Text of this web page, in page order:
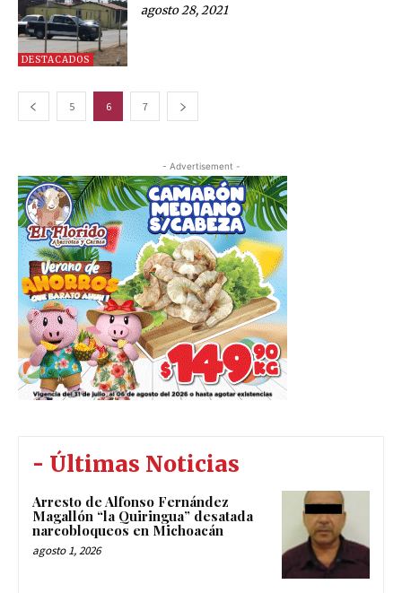
DESTACADOS
agosto 28, 2021
5 6 7
- Advertisement -
- Últimas Noticias
Arresto de Alfonso Fernández
Magallón “la Quiringua” desatada
narcobloqueos en Michoacán
agosto 1, 2026